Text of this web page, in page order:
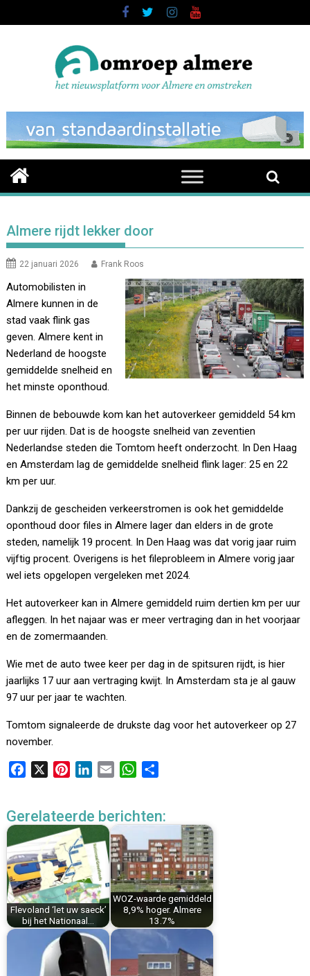
to
Almere rijdt lekker door
22 januari 2026 Frank Roos
Automobilisten in
Almere kunnen in de
stad vaak flink gas
geven. Almere kent in
Nederland de hoogste
gemiddelde snelheid en
het minste oponthoud.
Binnen de bebouwde kom kan het autoverkeer gemiddeld 54 km
per uur rijden. Dat is de hoogste snelheid van zeventien
Nederlandse steden die Tomtom heeft onderzocht. In Den Haag
en Amsterdam lag de gemiddelde snelheid flink lager: 25 en 22
km per uur.
Dankzij de gescheiden verkeerstromen is ook het gemiddelde
oponthoud door files in Almere lager dan elders in de grote
steden, namelijk 19 procent. In Den Haag was dat vorig jaar ruim
vijftig procent. Overigens is het fileprobleem in Almere vorig jaar
wel iets opgelopen vergeleken met 2024.
Het autoverkeer kan in Almere gemiddeld ruim dertien km per uur
afleggen. In het najaar was er meer vertraging dan in het voorjaar
en de zomermaanden.
Wie met de auto twee keer per dag in de spitsuren rijdt, is hier
jaarlijks 17 uur aan vertraging kwijt. In Amsterdam sta je al gauw
97 uur per jaar te wachten.
Tomtom signaleerde de drukste dag voor het autoverkeer op 27
november.
e
o
o
k
t
e
r
e
s
t
k
d
n
i
l
W
t
A
p
p
e
n
Gerelateerde berichten:
Flevoland ‘let uw saeck’
bij het Nationaal…
WOZ-waarde gemiddeld
8,9% hoger. Almere
13.7%